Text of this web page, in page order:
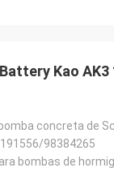
Kao AK3
concreta de
98384265
bombas de